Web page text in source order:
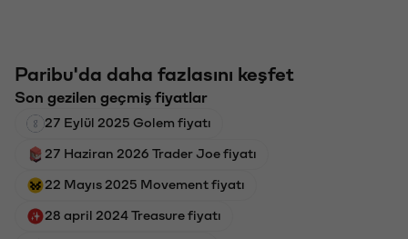
Paribu'da daha fazlasını keşfet
Son gezilen geçmiş fiyatlar
27 Eylül 2025 Golem fiyatı
27 Haziran 2026 Trader Joe fiyatı
22 Mayıs 2025 Movement fiyatı
28 april 2024 Treasure fiyatı